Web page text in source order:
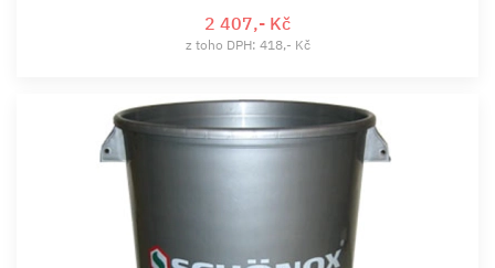
2 407,- Kč
z toho DPH: 418,- Kč